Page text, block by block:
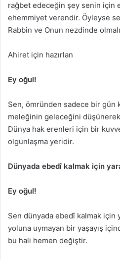
rağbet edeceğin şey senin için
ehemmiyet verendir. Öyleyse
Rabbin ve Onun nezdinde
Ahiret için hazırlan
Ey oğul!
Sen, ömründen sadece bir gün
meleğinin geleceğini
Dünya hak erenleri için bir
olgunlaşma yeridir.
Dünyada ebedî kalmak için
Ey oğul!
Sen dünyada ebedî kalmak için
yoluna uymayan bir yaşayış
bu hali hemen değiştir.